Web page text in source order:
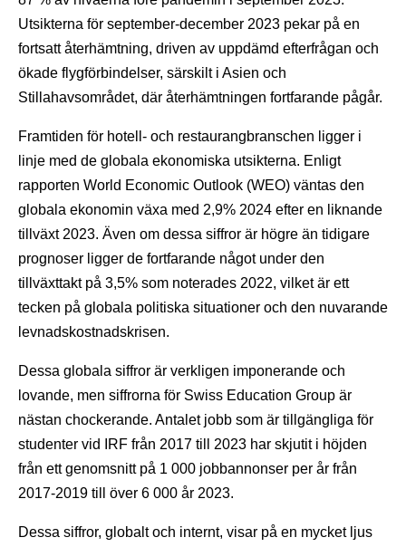
Utsikterna för september-december 2023 pekar på en
fortsatt återhämtning, driven av uppdämd efterfrågan och
ökade flygförbindelser, särskilt i Asien och
Stillahavsområdet, där återhämtningen fortfarande pågår.
Framtiden för hotell- och restaurangbranschen ligger i
linje med de globala ekonomiska utsikterna. Enligt
rapporten World Economic Outlook (WEO) väntas den
globala ekonomin växa med 2,9% 2024 efter en liknande
tillväxt 2023. Även om dessa siffror är högre än tidigare
prognoser ligger de fortfarande något under den
tillväxttakt på 3,5% som noterades 2022, vilket är ett
tecken på globala politiska situationer och den nuvarande
levnadskostnadskrisen.
Dessa globala siffror är verkligen imponerande och
lovande, men siffrorna för Swiss Education Group är
nästan chockerande. Antalet jobb som är tillgängliga för
studenter vid IRF från 2017 till 2023 har skjutit i höjden
från ett genomsnitt på 1 000 jobbannonser per år från
2017-2019 till över 6 000 år 2023.
Dessa siffror, globalt och internt, visar på en mycket ljus